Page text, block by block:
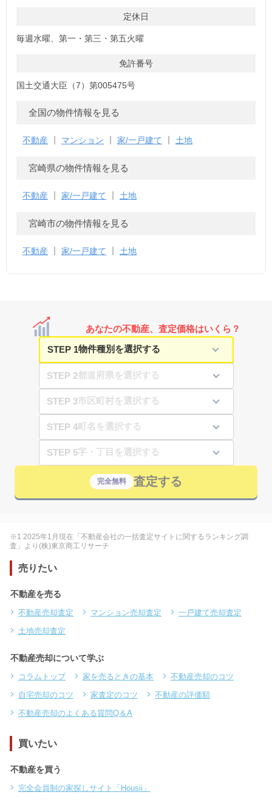
定休日
毎週水曜、第一・第三・第五火曜
免許番号
国土交通大臣（7）第005475号
全国の物件情報を見る
不動産 マンション 家/一戸建て 土地
宮崎県の物件情報を見る
不動産 家/一戸建て 土地
宮崎市の物件情報を見る
不動産 家/一戸建て 土地
あなたの不動産、査定価格はいくら？
STEP 1
STEP 2
STEP 3
STEP 4
STEP 5
完全無料 査定する
※1 2025年1月現在「不動産会社の一括査定サイトに関するランキング調
査」より(株)東京商工リサーチ
売りたい
不動産を売る
不動産売却査定 マンション売却査定
一戸建て売却査定
土地売却査定
不動産売却について学ぶ
コラムトップ 家を売るときの基本
不動産売却のコツ
自宅売却のコツ
家査定のコツ
不動産の評価額
不動産売却のよくある質問Q＆A
買いたい
不動産を買う
完全会員制の家探しサイト「Housii」